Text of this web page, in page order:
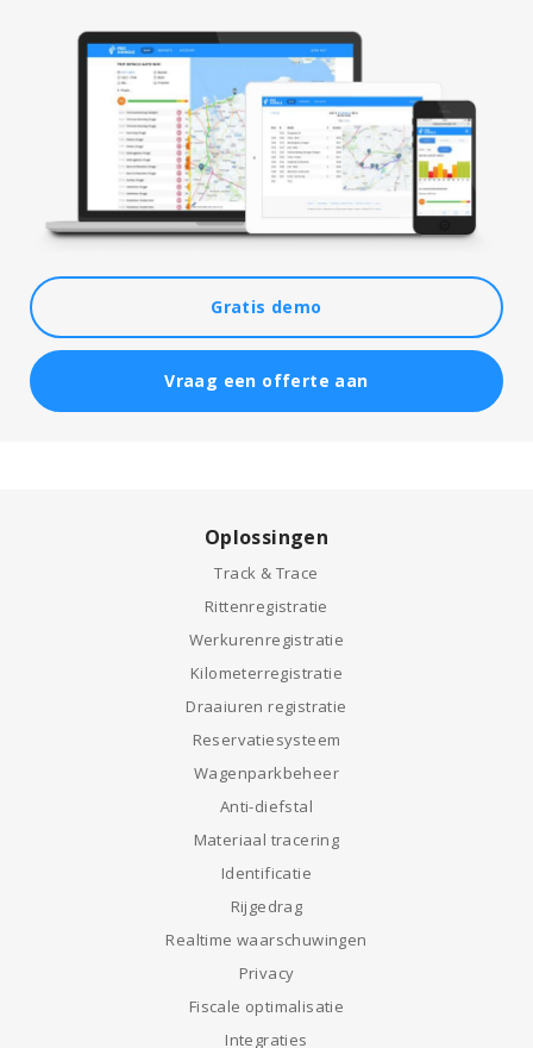
Gratis demo
Vraag een offerte aan
Oplossingen
Track & Trace
Rittenregistratie
Werkurenregistratie
Kilometerregistratie
Draaiuren registratie
Reservatiesysteem
Wagenparkbeheer
Anti-diefstal
Materiaal tracering
Identificatie
Rijgedrag
Realtime waarschuwingen
Privacy
Fiscale optimalisatie
Integraties